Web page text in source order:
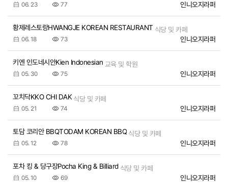
인니오지라퍼
06. 23 77
황제레스토랑HWANGJE KOREAN RESTAURANT 식당 및 카페
인니오지라퍼
06. 18 73
키엔 인도네시안Kien Indonesian 교육 및 학원
인니오지라퍼
05. 30 75
꼬치닥KKO CHI DAK 식당 및 카페
인니오지라퍼
05. 21 74
토담 코리안 BBQTODAM KOREAN BBQ 식당 및 카페
인니오지라퍼
05. 12 78
포차 킹 & 당구장Pocha King & Billiard 식당 및 카페
인니오지라퍼
05. 10 69